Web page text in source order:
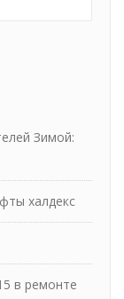
Зимой:
халдекс
в ремонте